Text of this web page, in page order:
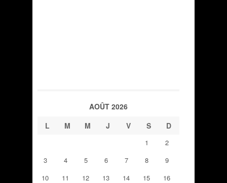
AOÛT 2026
L
M M J V S D
1
2
3
4 5 6 7 8
9
10
11 12 13 14 15
16